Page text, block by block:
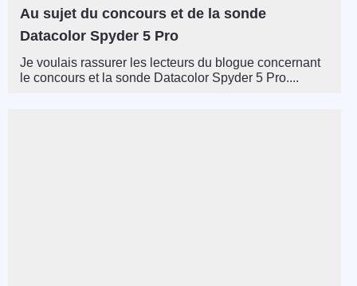
Au sujet du concours et de la sonde
Datacolor Spyder 5 Pro
Je voulais rassurer les lecteurs du blogue concernant
le concours et la sonde Datacolor Spyder 5 Pro....